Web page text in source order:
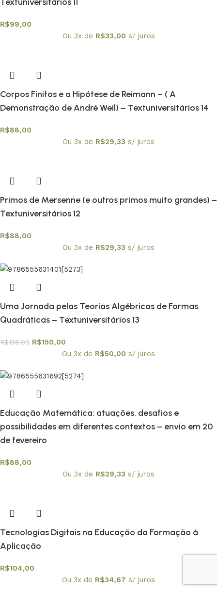
R$99,00
Ou 3x de R$33,00 s/ juros
Corpos Finitos e a Hipótese de Reimann – ( A
Demonstração de André Weil) – Textuniversitários 14
R$88,00
Ou 3x de R$29,33 s/ juros
Primos de Mersenne (e outros primos muito grandes) –
Textuniversitários 12
R$88,00
Ou 3x de R$29,33 s/ juros
Uma Jornada pelas Teorias Algébricas de Formas
Quadráticas – Textuniversitários 13
R$198,00 R$150,00
Ou 3x de R$50,00 s/ juros
Educação Matemática: atuações, desafios e
possibilidades em diferentes contextos – envio em 20
de fevereiro
R$88,00
Ou 3x de R$29,33 s/ juros
Tecnologias Digitais na Educação da Formação à
Aplicação
R$104,00
Ou 3x de R$34,67 s/ juros